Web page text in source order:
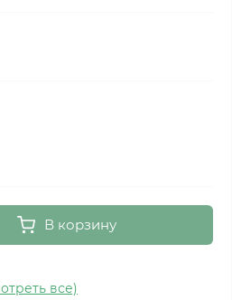
В корзину
все)